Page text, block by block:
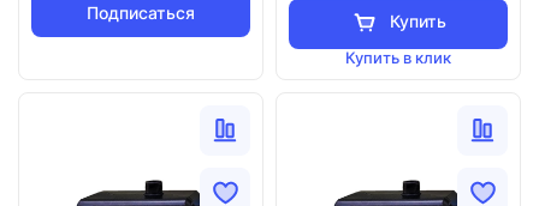
Подписаться Купить
Купить в клик